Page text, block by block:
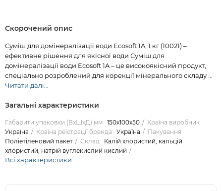
Скорочений опис
Суміш для домінералізації води Ecosoft 1A, 1 кг (10021) –
ефективне рішення для якісної води Суміш для
домінералізації води Ecosoft 1A – це високоякісний продукт,
спеціально розроблений для корекції мінерального складу ...
Читати далі...
Загальні характеристики
Габарити упаковки (ВхШхД) мм 150x100x50
Країна виробник
Україна
Країна реїстрації бренда Україна
Пакування
Поліетіленовий пакет
Склад
Калій хлористий, кальцій
хлористий, натрій вуглекислий кислий
Всі характеристики